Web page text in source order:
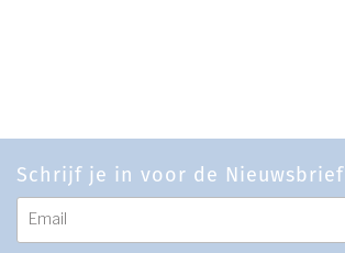
Schrijf je in voor de Nieuwsbrief